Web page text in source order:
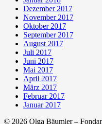
Dezember 2017
November 2017
Oktober 2017
September 2017
August 2017
Juli 2017
Juni 2017
Mai 2017
April 2017
März 2017
Februar 2017
Januar 2017
© 2026 Olga Bäumler –